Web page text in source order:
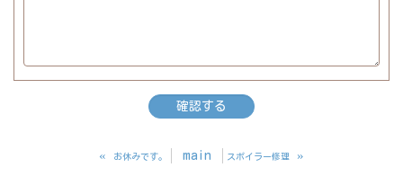
« お休みです。 main スポイラー修理 »